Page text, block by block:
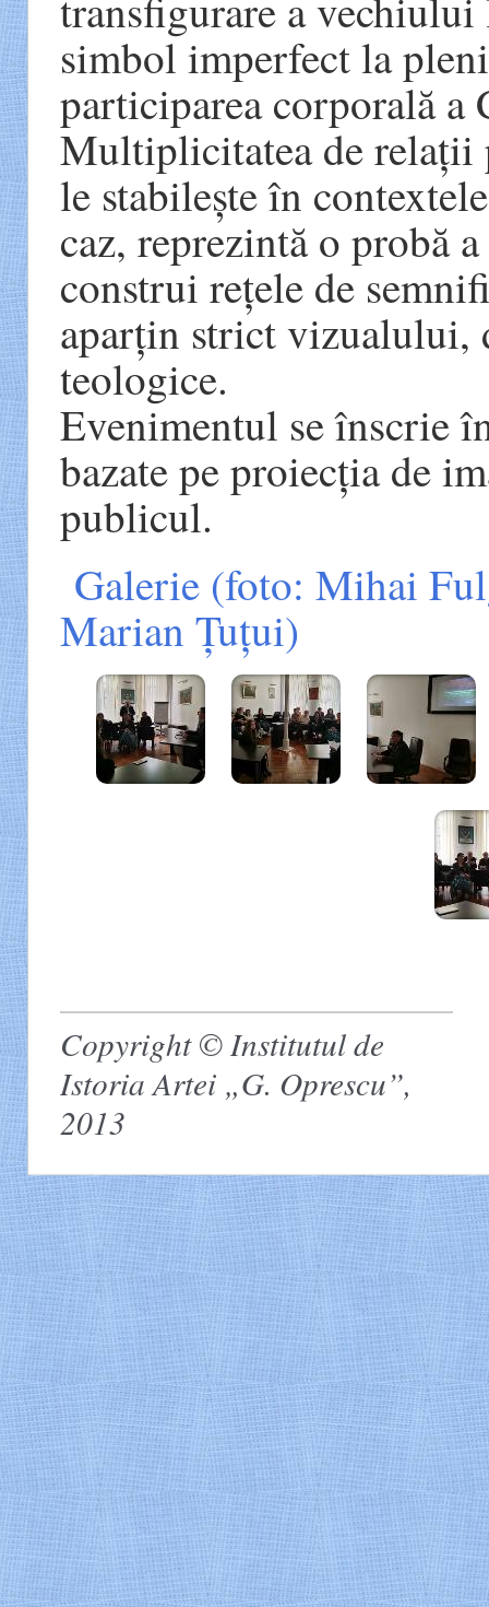
simbol imperfect la
participarea corporală
Multiplicitatea de relații
le stabilește în
caz, reprezintă o probă
construi rețele de
aparțin strict vizualului,
teologice.
Evenimentul se înscrie
bazate pe proiecția de
publicul.
Galerie (foto: Mihai
Marian Țuțui)
Copyright © Institutul de
Istoria Artei „G. Oprescu”,
2013